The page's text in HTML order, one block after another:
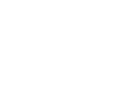
นทำงานกับครู Umut ใน
ฉันก็ทำงานกับครู Jade
าชนะภาษาอังกฤษในชีวิต